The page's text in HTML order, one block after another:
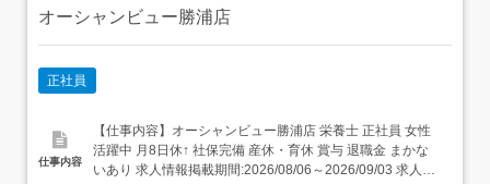
オーシャンビュー勝浦店
正社員
仕事内容
【仕事内容】オーシャンビュー勝浦店 栄養士 正社員 女性
活躍中 月8日休↑ 社保完備 産休・育休 賞与 退職金 まかな
いあり 求人情報掲載期間:2026/08/06～2026/09/03 求人情